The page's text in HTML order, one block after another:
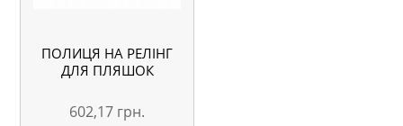
ПОЛИЦЯ НА РЕЛІНГ
ДЛЯ ПЛЯШОК
602,17 грн.